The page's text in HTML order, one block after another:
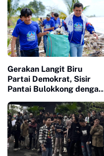
Gerakan Langit Biru
Partai Demokrat, Sisir
Pantai Bulokkong dengan